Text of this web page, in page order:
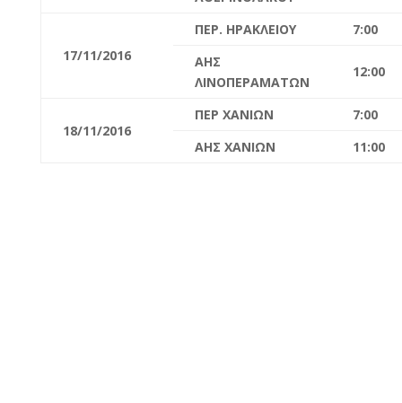
17/11/2016
ΠΕΡ. ΗΡΑΚΛΕΙΟΥ
7:00
ΑΗΣ
ΛΙΝΟΠΕΡΑΜΑΤΩΝ
12:00
18/11/2016
ΠΕΡ ΧΑΝΙΩΝ
7:00
ΑΗΣ ΧΑΝΙΩΝ
11:00